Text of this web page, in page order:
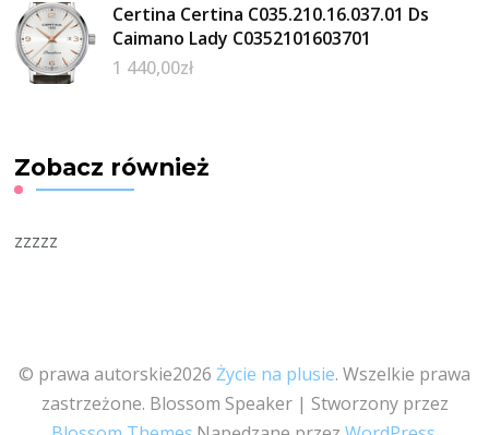
Certina Certina C035.210.16.037.01 Ds
Caimano Lady C0352101603701
1 440,00zł
Zobacz również
zzzzz
© prawa autorskie2026 Życie na plusie. Wszelkie prawa
zastrzeżone. Blossom Speaker | Stworzony przez